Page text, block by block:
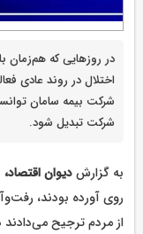
در روزهایی که هم‌زمان
اختلال در روند عادی
شرکت بیمه سامان
شرکت تبدیل شود.
به گزارشدیوان اقتصاد،
روی آورده بودند،
از مردم ترجیح می‌دادند